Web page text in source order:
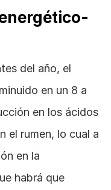
del año, el
en un 8 a
en los ácidos
el rumen, lo cual a
en la
habrá que